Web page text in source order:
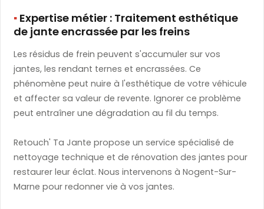
▪️​ Expertise métier : Traitement esthétique
de jante encrassée par les freins
Les résidus de frein peuvent s'accumuler sur vos
jantes, les rendant ternes et encrassées. Ce
phénomène peut nuire à l'esthétique de votre véhicule
et affecter sa valeur de revente. Ignorer ce problème
peut entraîner une dégradation au fil du temps.
Retouch' Ta Jante propose un service spécialisé de
nettoyage technique et de rénovation des jantes pour
restaurer leur éclat. Nous intervenons à Nogent-Sur-
Marne pour redonner vie à vos jantes.